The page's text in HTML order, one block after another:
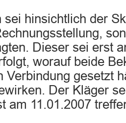
hinsichtlich der
Dieser sei erst
worauf beide
Verbindung gesetzt
Der Kläger
am 11.01.2007